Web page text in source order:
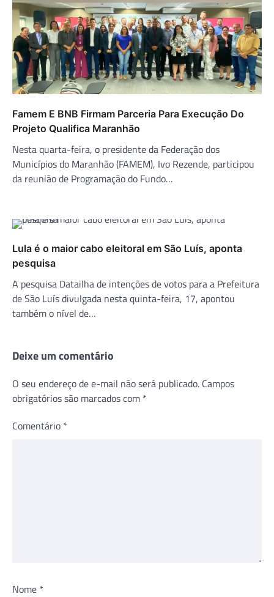
Famem E BNB Firmam Parceria Para Execução Do
Projeto Qualifica Maranhão
Nesta quarta-feira, o presidente da Federação dos
Municípios do Maranhão (FAMEM), Ivo Rezende, participou
da reunião de Programação do Fundo…
Lula é o maior cabo eleitoral em São Luís, aponta
pesquisa
A pesquisa Datailha de intenções de votos para a Prefeitura
de São Luís divulgada nesta quinta-feira, 17, apontou
também o nível de…
Deixe um comentário
O seu endereço de e-mail não será publicado. Campos
obrigatórios são marcados com *
Comentário *
Nome *